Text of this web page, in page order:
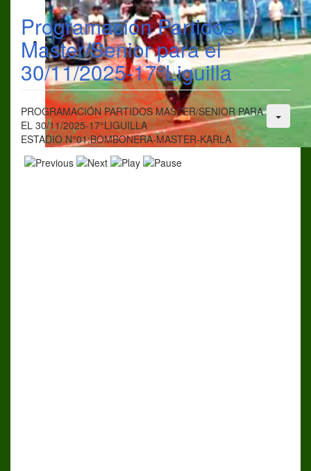
Programación Partidos
Master/Senior para el
30/11/2025-17°Liguilla
PROGRAMACIÓN PARTIDOS MASTER/SENIOR PARA
EL 30/11/2025-17°LIGUILLA
ESTADIO N°01:BOMBONERA-MASTER-KARLA